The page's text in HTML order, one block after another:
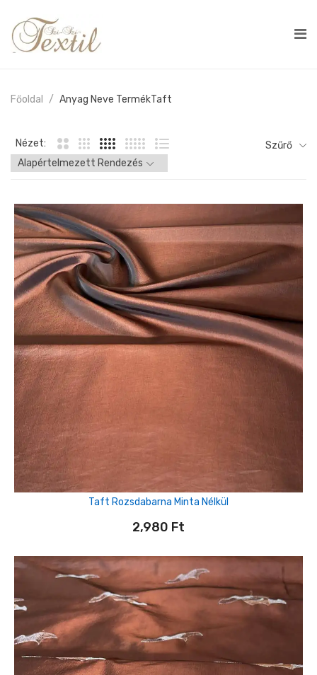
Főoldal Anyag Neve TermékTaft
Nézet: Szűrő
Taft Rozsdabarna Minta Nélkül
2,980 Ft